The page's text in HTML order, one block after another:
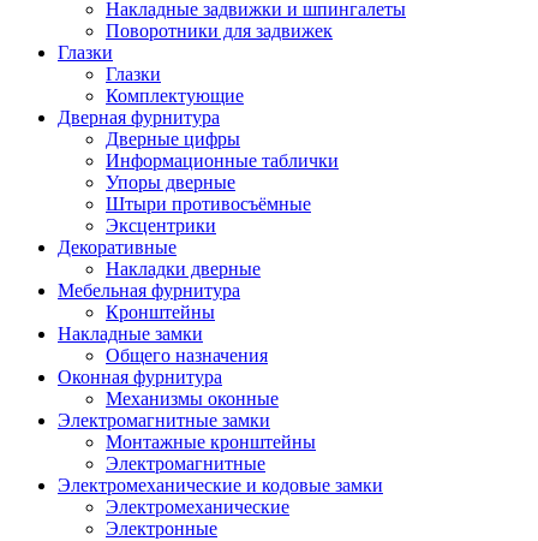
Накладные задвижки и шпингалеты
Поворотники для задвижек
Глазки
Глазки
Комплектующие
Дверная фурнитура
Дверные цифры
Информационные таблички
Упоры дверные
Штыри противосъёмные
Эксцентрики
Декоративные
Накладки дверные
Мебельная фурнитура
Кронштейны
Накладные замки
Общего назначения
Оконная фурнитура
Механизмы оконные
Электромагнитные замки
Монтажные кронштейны
Электромагнитные
Электромеханические и кодовые замки
Электромеханические
Электронные